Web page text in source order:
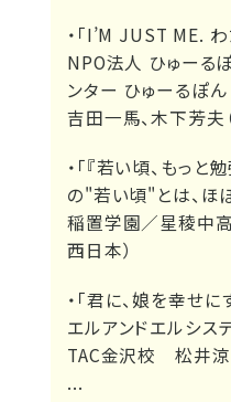
・「I’M JUST ME. わ
NPO法人 ひゅーる
ンター ひゅーるぽん
吉田一馬、木下芳夫
・「『若い頃、もっ
の"若い頃"とは、ほ
稲置学園／星稜中
西日本）
・「君に、娘を幸せ
エルアンドエルシ
TAC金沢校 松井涼
...